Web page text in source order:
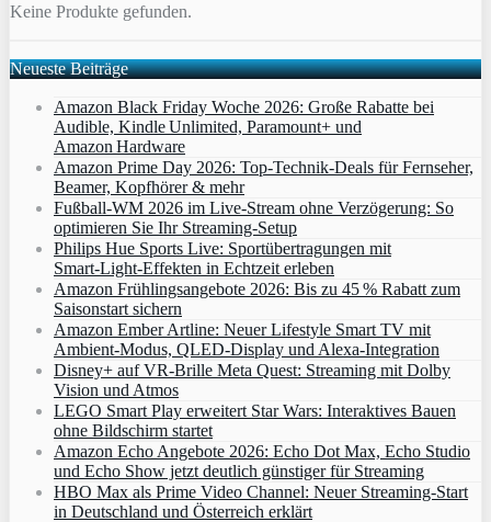
Keine Produkte gefunden.
Neueste Beiträge
Amazon Black Friday Woche 2026: Große Rabatte bei
Audible, Kindle Unlimited, Paramount+ und
Amazon Hardware
Amazon Prime Day 2026: Top-Technik-Deals für Fernseher,
Beamer, Kopfhörer & mehr
Fußball-WM 2026 im Live-Stream ohne Verzögerung: So
optimieren Sie Ihr Streaming-Setup
Philips Hue Sports Live: Sportübertragungen mit
Smart‑Light‑Effekten in Echtzeit erleben
Amazon Frühlingsangebote 2026: Bis zu 45 % Rabatt zum
Saisonstart sichern
Amazon Ember Artline: Neuer Lifestyle Smart TV mit
Ambient‑Modus, QLED‑Display und Alexa‑Integration
Disney+ auf VR-Brille Meta Quest: Streaming mit Dolby
Vision und Atmos
LEGO Smart Play erweitert Star Wars: Interaktives Bauen
ohne Bildschirm startet
Amazon Echo Angebote 2026: Echo Dot Max, Echo Studio
und Echo Show jetzt deutlich günstiger für Streaming
HBO Max als Prime Video Channel: Neuer Streaming‑Start
in Deutschland und Österreich erklärt